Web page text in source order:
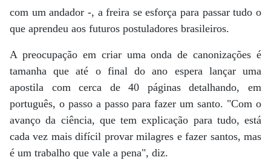
com um andador -, a freira se esforça para passar tudo o
que aprendeu aos futuros postuladores brasileiros.
A preocupação em criar uma onda de canonizações é
tamanha que até o final do ano espera lançar uma
apostila com cerca de 40 páginas detalhando, em
português, o passo a passo para fazer um santo. "Com o
avanço da ciência, que tem explicação para tudo, está
cada vez mais difícil provar milagres e fazer santos, mas
é um trabalho que vale a pena", diz.